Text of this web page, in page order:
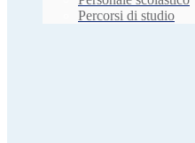
Percorsi di studio